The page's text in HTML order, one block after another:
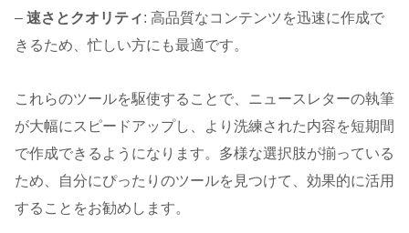
– 速さとクオリティ: 高品質なコンテンツを迅速に作成で
きるため、忙しい方にも最適です。
これらのツールを駆使することで、ニュースレターの執筆
が大幅にスピードアップし、より洗練された内容を短期間
で作成できるようになります。多様な選択肢が揃っている
ため、自分にぴったりのツールを見つけて、効果的に活用
することをお勧めします。